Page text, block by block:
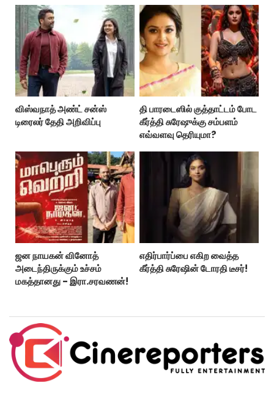
விஸ்வநாத் அண்ட் சன்ஸ்
டிரைலர் தேதி அறிவிப்பு
தி பாரடைஸில் குத்தாட்டம் போட
கீர்த்தி சுரேஷுக்கு சம்பளம்
எவ்வளவு தெரியுமா?
ஜன நாயகன் வினோத்
அடைந்திருக்கும் உச்சம்
மகத்தானது - இரா.சரவணன்!
எதிர்பார்ப்பை எகிற வைத்த
கீர்த்தி சுரேஷின் டோரதி டீசர்!